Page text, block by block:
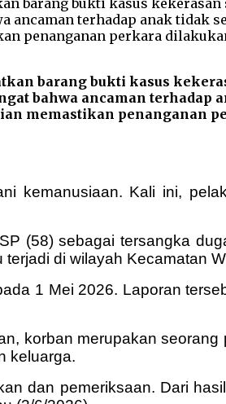
barang bukti kasus
bahwa ancaman terhadap
memastikan penanganan
kemanusiaan. Kali ini,
(58) sebagai tersangka
di wilayah Kecamatan
1 Mei 2026. Laporan
korban merupakan
keluarga.
dan pemeriksaan. Dari